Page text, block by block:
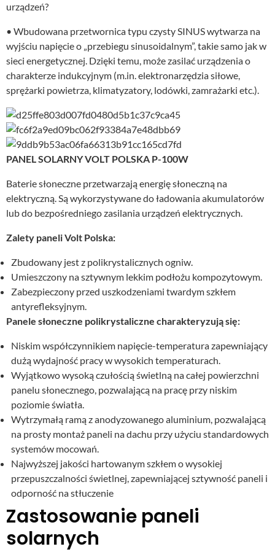
urządzeń?
• Wbudowana przetwornica typu czysty SINUS wytwarza na
wyjściu napięcie o „przebiegu sinusoidalnym”, takie samo jak w
sieci energetycznej. Dzięki temu, może zasilać urządzenia o
charakterze indukcyjnym (m.in. elektronarzędzia siłowe,
sprężarki powietrza, klimatyzatory, lodówki, zamrażarki etc.).
PANEL SOLARNY VOLT POLSKA P-100W
Baterie słoneczne przetwarzają energię słoneczną na
elektryczną. Są wykorzystywane do ładowania akumulatorów
lub do bezpośredniego zasilania urządzeń elektrycznych.
Zalety paneli Volt Polska:
Zbudowany jest z polikrystalicznych ogniw.
Umieszczony na sztywnym lekkim podłożu kompozytowym.
Zabezpieczony przed uszkodzeniami twardym szkłem
antyrefleksyjnym.
Panele słoneczne polikrystaliczne charakteryzują się:
Niskim współczynnikiem napięcie-temperatura zapewniający
dużą wydajność pracy w wysokich temperaturach.
Wyjątkowo wysoką czułością świetlną na całej powierzchni
panelu słonecznego, pozwalającą na pracę przy niskim
poziomie światła.
Wytrzymałą ramą z anodyzowanego aluminium, pozwalającą
na prosty montaż paneli na dachu przy użyciu standardowych
systemów mocowań.
Najwyższej jakości hartowanym szkłem o wysokiej
przepuszczalności świetlnej, zapewniającej sztywność paneli i
odporność na stłuczenie
Zastosowanie paneli
solarnych